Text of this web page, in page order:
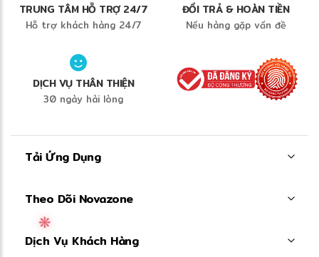
TRUNG TÂM HỖ TRỢ 24/7
Hỗ trợ khách hàng 24/7
ĐỔI TRẢ & HOÀN TIỀN
Nếu hàng gặp vấn đề
DỊCH VỤ THÂN THIỆN
30 ngày hài lòng
Tải Ứng Dụng
Theo Dõi Novazone
Dịch Vụ Khách Hàng